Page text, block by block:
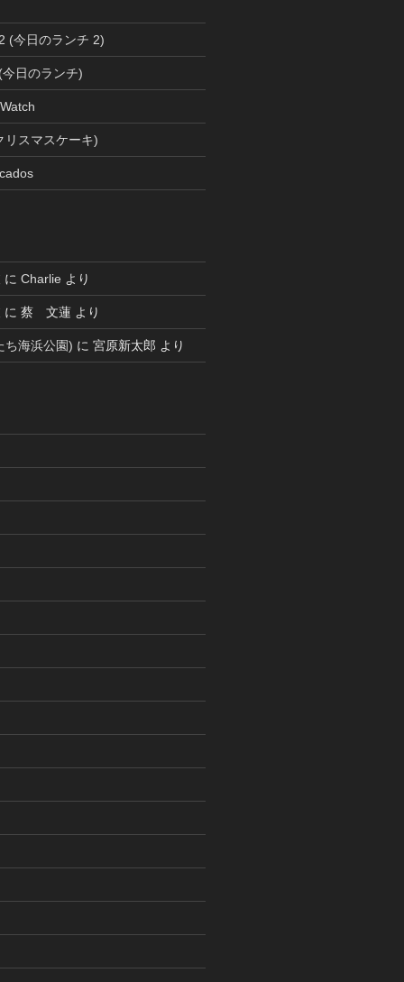
(今日のランチ 2)
今日のランチ)
リスマスケーキ)
に Charlie より
に 蔡 文蓮より
ち海浜公園) に 宮原新太郎 より